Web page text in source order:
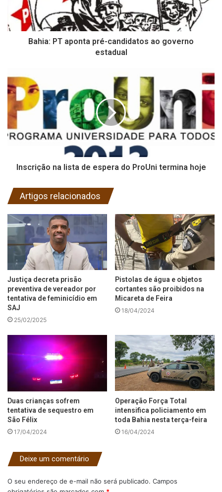
Bahia: PT aponta pré-candidatos ao governo
estadual
Inscrição na lista de espera do ProUni termina hoje
Artigos relacionados
Justiça decreta prisão
preventiva de vereador por
tentativa de feminicídio em
SAJ
25/02/2025
Pistolas de água e objetos
cortantes são proibidos na
Micareta de Feira
18/04/2024
Duas crianças sofrem
tentativa de sequestro em
São Félix
17/04/2024
Operação Força Total
intensifica policiamento em
toda Bahia nesta terça-feira
16/04/2024
Deixe um comentário
O seu endereço de e-mail não será publicado. Campos